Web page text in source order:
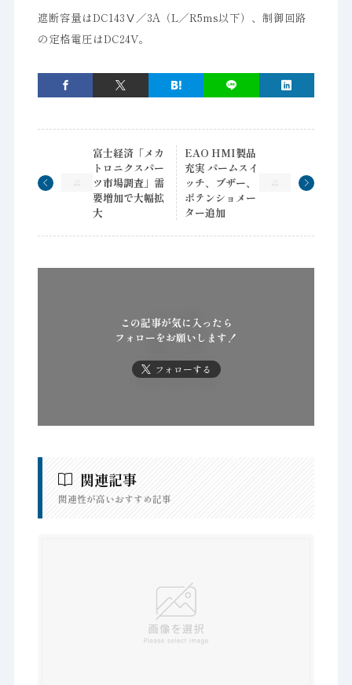
遮断容量はDC143Ⅴ／3A（L／R5ms以下）、制御回路
の定格電圧はDC24V。
富士経済「メカ
トロニクスパー
ツ市場調査」需
要増加で大幅拡
大
EAO HMI製品
充実 パームスイ
ッチ、ブザー、
ポテンショメー
ター追加
この記事が気に入ったら
フォローをお願いします！
フォローする
関連記事
関連性が高いおすすめ記事